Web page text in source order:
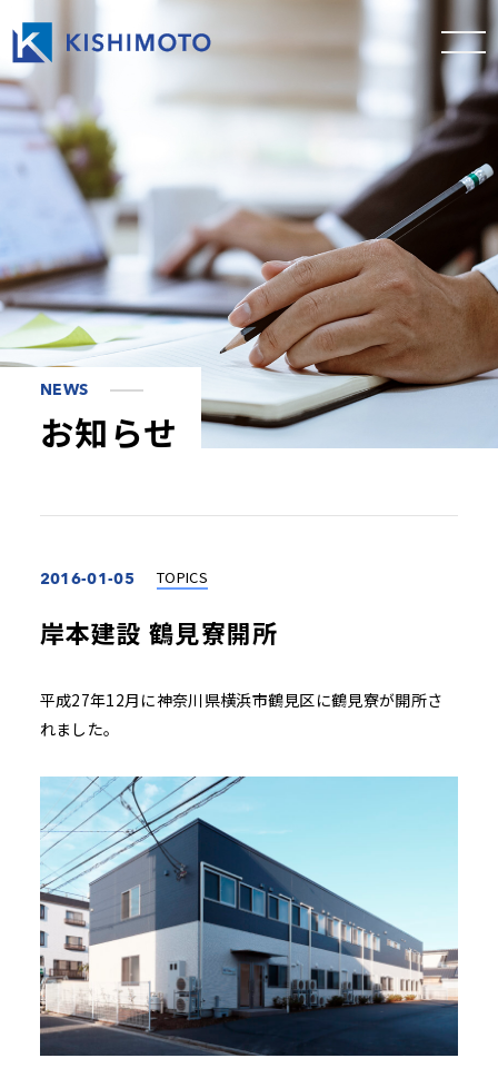
NEWS
お知らせ
2016-01-05 TOPICS
岸本建設 鶴見寮開所
平成27年12月に神奈川県横浜市鶴見区に鶴見寮が開所さ
れました。